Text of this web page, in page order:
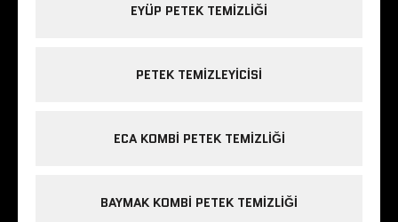
EYÜP PETEK TEMIZLIĞI
PETEK TEMIZLEYICISI
ECA KOMBI PETEK TEMIZLIĞI
BAYMAK KOMBI PETEK TEMIZLIĞI